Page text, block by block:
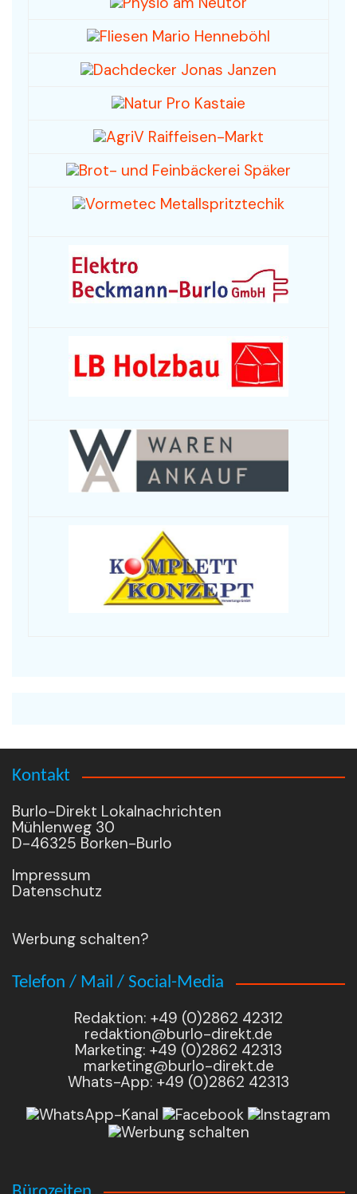
Kontakt
Burlo-Direkt Lokalnachrichten
Mühlenweg 30
D-46325 Borken-Burlo
Impressum
Datenschutz
Werbung schalten?
Telefon / Mail / Social-Media
Redaktion: +49 (0)2862 42312
redaktion@burlo-direkt.de
Marketing: +49 (0)2862 42313
marketing@burlo-direkt.de
Whats-App: +49 (0)2862 42313